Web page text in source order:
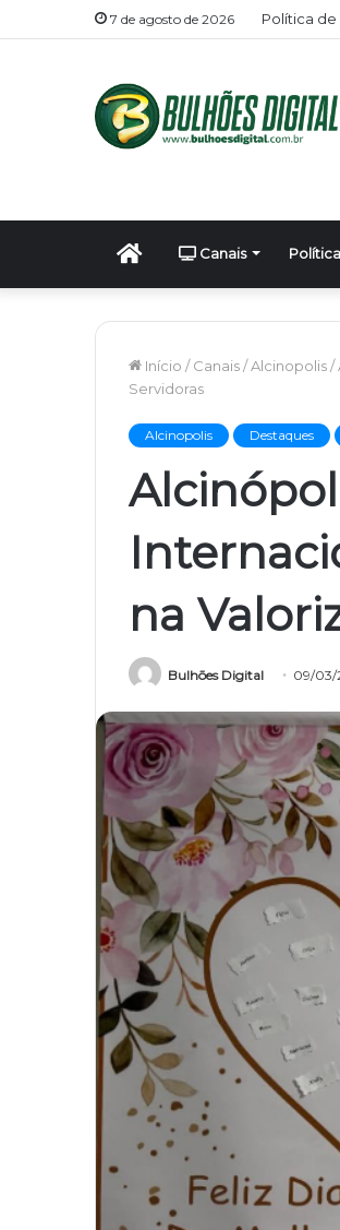
7 de agosto de 2026 Política
Início Canais Política
Início / Canais/Alcinopolis/
Servidoras
Alcinopolis Destaques
na
Bulhões Digital 09/03/